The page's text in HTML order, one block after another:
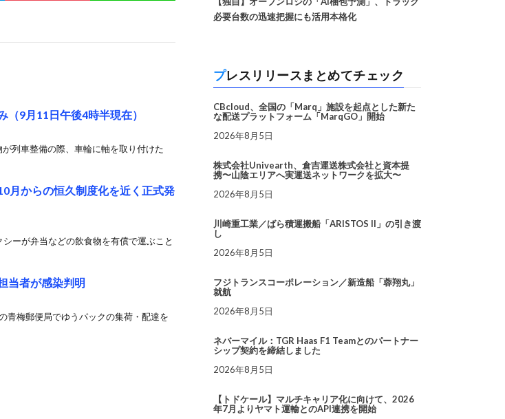
9月11日午後4時半現在）
列車整備の際、車輪に軸を取り付けた
月からの恒久制度化を近く正式発
ーが弁当などの飲食物を有償で運ぶこと
当者が感染判明
青梅郵便局でゆうパックの集荷・配達を
必要台数の迅速把握にも活用本格化
プレスリリースまとめてチェック
CBcloud、全国の「Marq」施設を起点とした新た
な配送プラットフォーム「MarqGO」開始
2026年8月5日
株式会社Univearth、倉吉運送株式会社と資本提
携〜山陰エリアへ実運送ネットワークを拡大〜
2026年8月5日
川崎重工業／ばら積運搬船「ARISTOS II」の引き渡
し
2026年8月5日
フジトランスコーポレーション／新造船「蓉翔丸」
就航
2026年8月5日
ネバーマイル：TGR Haas F1 Teamとのパートナー
シップ契約を締結しました
2026年8月5日
【トドケール】マルチキャリア化に向けて、2026
年7月よりヤマト運輸とのAPI連携を開始